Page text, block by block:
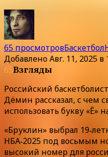
65 просмотровБаскетбол
ДобавленоАвг. 11, 2025 в
65Взгляды
Российский
Дёмин рассказал, с чем
использовать букву «Ё»
«Бруклин» выбрал
НБА‑2025 под восьмым
высокий номер для